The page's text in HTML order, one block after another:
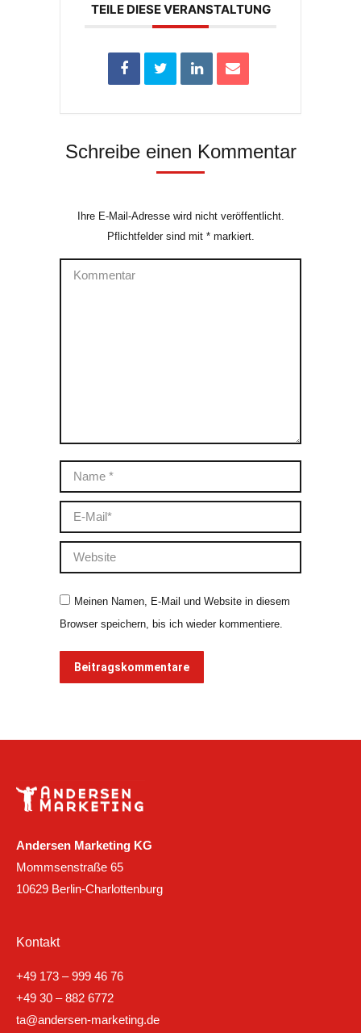
TEILE DIESE VERANSTALTUNG
Schreibe einen Kommentar
Ihre E-Mail-Adresse wird nicht veröffentlicht.
Pflichtfelder sind mit *markiert.
Kommentar
Name *
E-Mail *
Website
Meinen Namen, E-Mail und Website in diesem
Browser speichern, bis ich wieder kommentiere.
Beitragskommentare
Andersen Marketing KG
Mommsenstraße 65
10629 Berlin-Charlottenburg
Kontakt
+49 173 – 999 46 76
+49 30 – 882 6772
ta@andersen-marketing.de